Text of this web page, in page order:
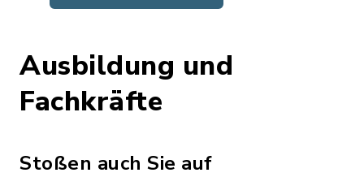
Ausbildung und
Fachkräfte
Stoßen auch Sie auf